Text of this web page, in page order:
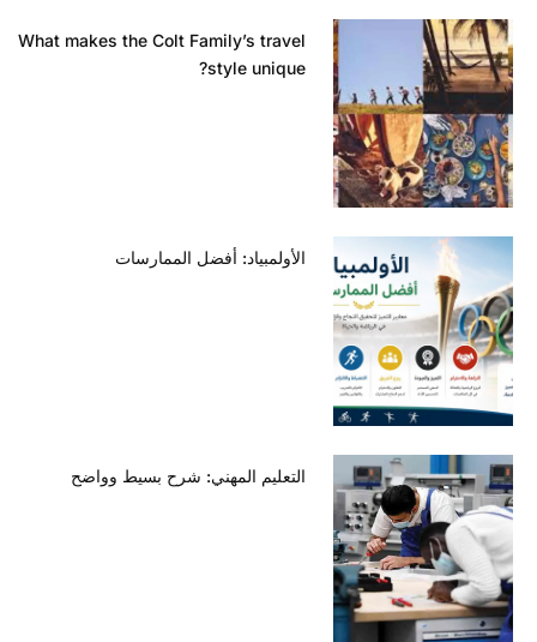
What makes the Colt Family’s travel
style unique?
الأولمبياد: أفضل الممارسات
التعليم المهني: شرح بسيط وواضح